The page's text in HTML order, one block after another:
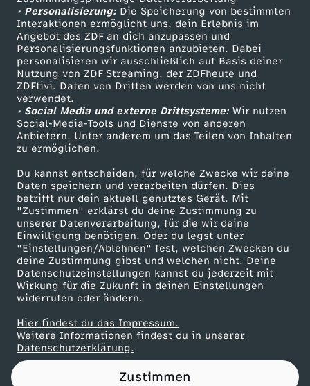
• Personalisierung:Die Speicherung von bestimmten
Interaktionen ermöglicht uns, dein Erlebnis im
Angebot des ZDF an dich anzupassen und
Personalisierungsfunktionen anzubieten. Dabei
personalisieren wir ausschließlich auf Basis deiner
Nutzung von ZDF Streaming, der ZDFheute und
ZDFtivi. Daten von Dritten werden von uns nicht
verwendet.
• Social Media und externe Drittsysteme:Wir nutzen
Social-Media-Tools und Dienste von anderen
Anbietern. Unter anderem um das Teilen von Inhalten
zu ermöglichen.
Du kannst entscheiden, für welche Zwecke wir deine
Daten speichern und verarbeiten dürfen. Dies
betrifft nur dein aktuell genutztes Gerät. Mit
"Zustimmen" erklärst du deine Zustimmung zu
unserer Datenverarbeitung, für die wir deine
Einwilligung benötigen. Oder du legst unter
"Einstellungen/Ablehnen" fest, welchen Zwecken du
deine Zustimmung gibst und welchen nicht. Deine
Datenschutzeinstellungen kannst du jederzeit mit
Wirkung für die Zukunft in deinen Einstellungen
widerrufen oder ändern.
Hier findest du das Impressum.
Weitere Informationen findest du in unserer
Datenschutzerklärung.
Zustimmen
r
g
e
l
d
s
t
o
p
p
f
Sendungen A-Z
TV-Programm
Hilfe
ZDF Unternehmen
Karriere
ZDF goes Schule
Werbefernsehen
Mainzelmännchen
Partner